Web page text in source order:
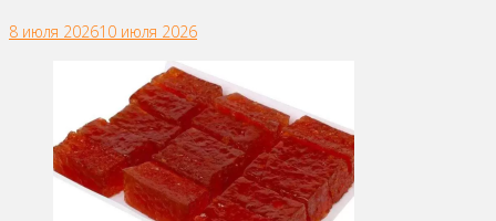
8 июля 202610 июля 2026